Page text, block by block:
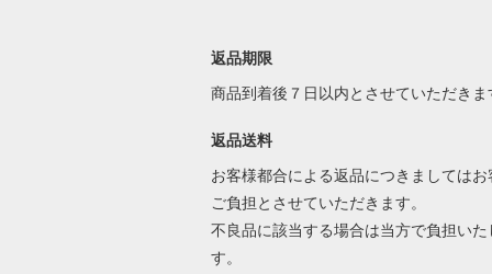
返品期限
商品到着後７日以内とさせていただき
返品送料
お客様都合による返品につきましてはお
ご負担とさせていただきます。
不良品に該当する場合は当方で負担いた
す。